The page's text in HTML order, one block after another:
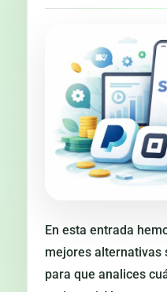
En esta entrada
mejores alternativas
para que analices